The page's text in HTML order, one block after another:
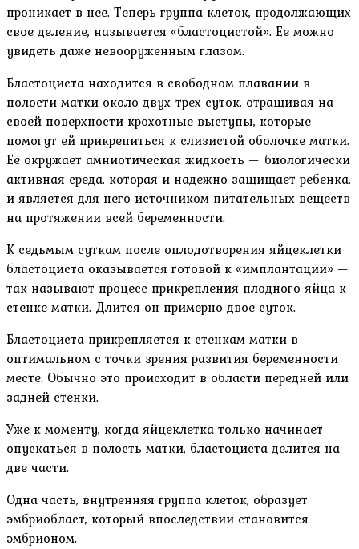
проникает в нее. Теперь группа клеток, продолжающих
свое деление, называется «бластоцистой». Ее можно
увидеть даже невооруженным глазом.
Бластоциста находится в свободном плавании в
полости матки около двух-трех суток, отращивая на
своей поверхности крохотные выступы, которые
помогут ей прикрепиться к слизистой оболочке матки.
Ее окружает амниотическая жидкость — биологически
активная среда, которая и надежно защищает ребенка,
и является для него источником питательных веществ
на протяжении всей беременности.
К седьмым суткам после оплодотворения яйцеклетки
бластоциста оказывается готовой к «имплантации» —
так называют процесс прикрепления плодного яйца к
стенке матки. Длится он примерно двое суток.
Бластоциста прикрепляется к стенкам матки в
оптимальном с точки зрения развития беременности
месте. Обычно это происходит в области передней или
задней стенки.
Уже к моменту, когда яйцеклетка только начинает
опускаться в полость матки, бластоциста делится на
две части.
Одна часть, внутренняя группа клеток, образует
эмбриобласт, который впоследствии становится
эмбрионом.